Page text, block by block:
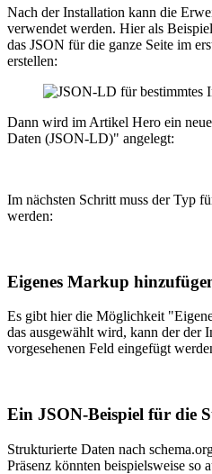
Nach der Installation kann die
verwendet werden. Hier als
das JSON für die ganze Seite im
erstellen:
Dann wird im Artikel Hero ein
Daten (JSON-LD)" angelegt:
Im nächsten Schritt muss der Typ
werden:
Eigenes Markup
Es gibt hier die Möglichkeit
das ausgewählt wird, kann der der
vorgesehenen Feld eingefügt
Ein JSON-Beispiel für die
Strukturierte Daten nach
Präsenz könnten beispielsweise so